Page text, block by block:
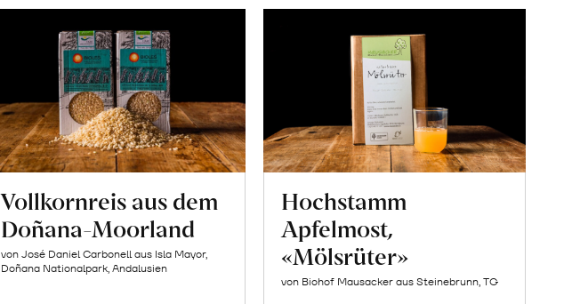
Vollkornreis aus dem
Doñana-Moorland
von José Daniel Carbonell aus Isla Mayor,
Doñana Nationalpark, Andalusien
Hochstamm
Apfelmost,
«Mölsrüter»
von Biohof Mausacker aus Steinebrunn, TG